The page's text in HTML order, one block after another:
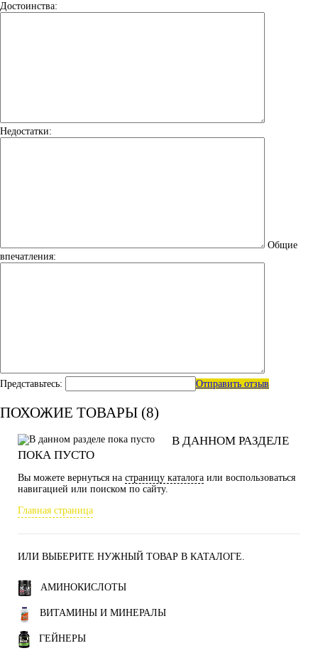
Достоинства:
Недостатки:
Общие
впечатления:
Представьтесь: Отправить отзыв
ПОХОЖИЕ ТОВАРЫ (8)
В ДАННОМ РАЗДЕЛЕ
ПОКА ПУСТО
Вы можете вернуться на страницу каталога или воспользоваться
навигацией или поиском по сайту.
Главная страница
ИЛИ ВЫБЕРИТЕ НУЖНЫЙ ТОВАР В КАТАЛОГЕ.
АМИНОКИСЛОТЫ
ВИТАМИНЫ И МИНЕРАЛЫ
ГЕЙНЕРЫ